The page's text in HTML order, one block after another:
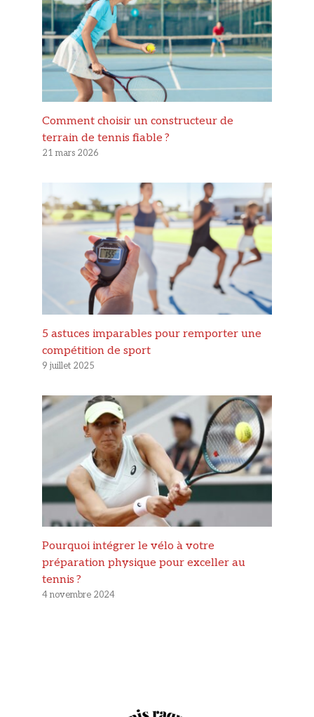
Comment choisir un constructeur de
terrain de tennis fiable ?
21 mars 2026
5 astuces imparables pour remporter une
compétition de sport
9 juillet 2025
Pourquoi intégrer le vélo à votre
préparation physique pour exceller au
tennis ?
4 novembre 2024